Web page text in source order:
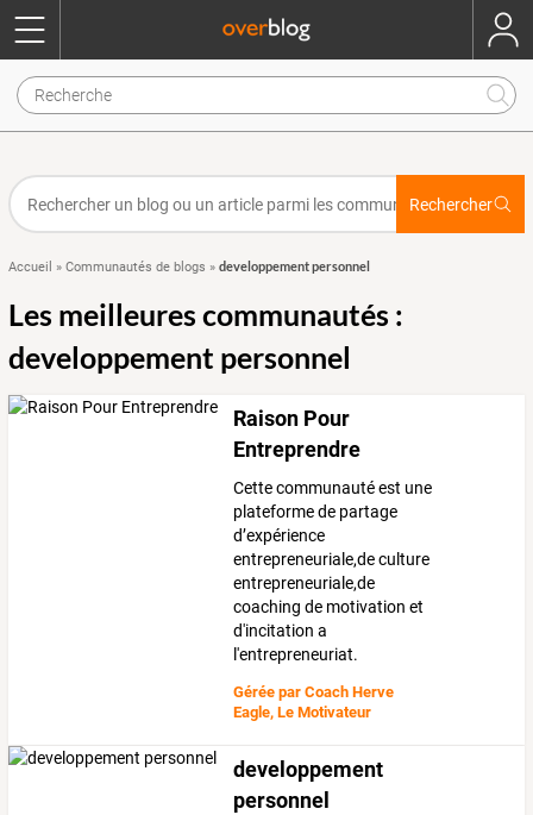
Rechercher
Accueil » Communautés de blogs » developpement personnel
Les meilleures communautés :
developpement personnel
Raison Pour
Entreprendre
Cette communauté est une
plateforme de partage
d’expérience
entrepreneuriale,de culture
entrepreneuriale,de
coaching de motivation et
d'incitation a
l'entrepreneuriat.
Gérée parCoach Herve
Eagle, Le Motivateur
developpement
personnel